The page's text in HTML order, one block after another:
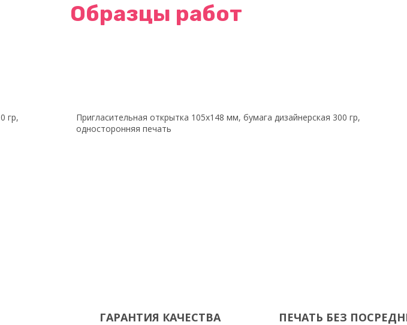
Образцы работ
гр,
Пригласительная открытка 105х148 мм, бумага дизайнерская 300 гр,
односторонняя печать
ГАРАНТИЯ КАЧЕСТВА ПЕЧАТЬ БЕЗ